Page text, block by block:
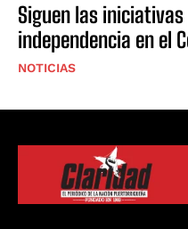
Siguen las
independencia en el
NOTICIAS